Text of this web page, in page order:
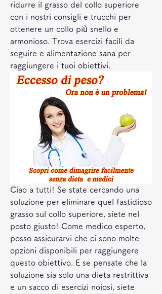
ridurre il grasso del collo superiore
con i nostri consigli e trucchi per
ottenere un collo più snello e
armonioso. Trova esercizi facili da
seguire e alimentazione sana per
raggiungere i tuoi obiettivi.
Ciao a tutti! Se state cercando una
soluzione per eliminare quel fastidioso
grasso sul collo superiore, siete nel
posto giusto! Come medico esperto,
posso assicurarvi che ci sono molte
opzioni disponibili per raggiungere
questo obiettivo. E se pensate che la
soluzione sia solo una dieta restrittiva
e un sacco di esercizi noiosi, siete